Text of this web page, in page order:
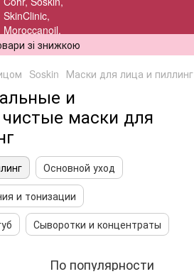
зі знижкою
Soskin Маски для лица и пиллинг
и
чистые маски для
Основной уход
и тонизации
Сыворотки и концентраты
По популярности